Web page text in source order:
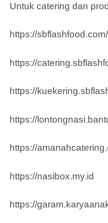
Untuk catering dan
https://sbflashfood.com/
https://
https://
https://
https://
https://nasibox.my.id
https://